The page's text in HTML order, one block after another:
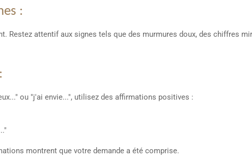
:
Restez attentif aux signes tels que des murmures doux, des chiffres
ou "j'ai envie...", utilisez des affirmations positives :
montrent que votre demande a été comprise.